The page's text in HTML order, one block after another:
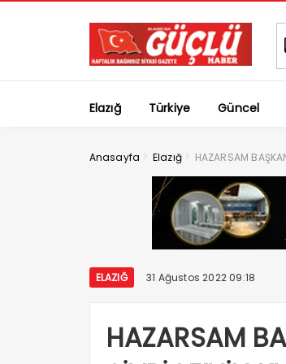
Elazığ Türkiye Güncel
Anasayfa > Elazığ > HAZARSAM
ELAZIĞ 31 Ağustos 2022 09:18
HAZARSAM